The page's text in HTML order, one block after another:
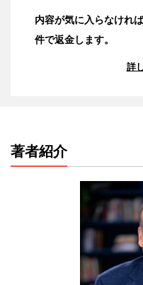
内容が気に入らなけれ
件で返金します。
詳
著者紹介